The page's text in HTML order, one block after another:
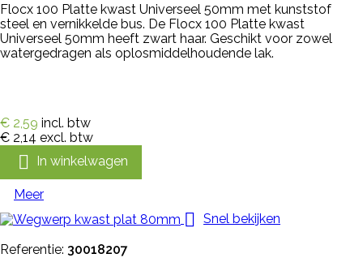
Flocx 100 Platte kwast Universeel 50mm met kunststof
steel en vernikkelde bus. De Flocx 100 Platte kwast
Universeel 50mm heeft zwart haar. Geschikt voor zowel
watergedragen als oplosmiddelhoudende lak.
€ 2,59 incl. btw
€ 2,14 excl. btw
 In winkelwagen
Meer
 Snel bekijken
Referentie: 30018207